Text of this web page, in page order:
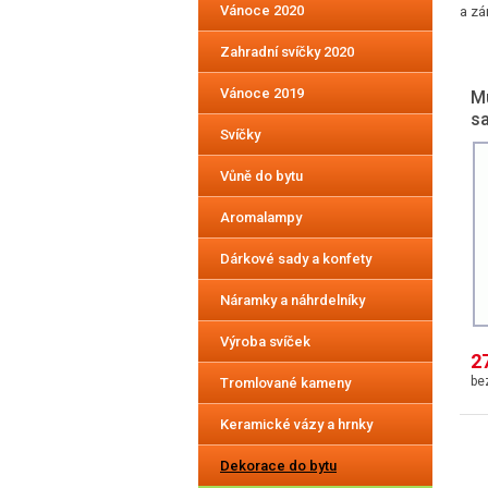
Vánoce 2020
Zahradní svíčky 2020
Vánoce 2019
Svíčky
Vůně do bytu
Aromalampy
Dárkové sady a konfety
Náramky a náhrdelníky
Výroba svíček
Tromlované kameny
Keramické vázy a hrnky
Dekorace do bytu
a